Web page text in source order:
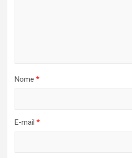
Nome *
E-mail *